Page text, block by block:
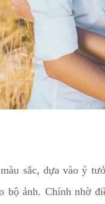
sắc, dựa vào ý
bộ ảnh. Chính nhờ